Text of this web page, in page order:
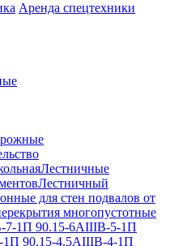
Аренда спецтехники
Лестничные
Лестничный
для стен подвалов от
многопустотные
1П 90.15-6АIIIВ-5-1П
П 90.15-4.5АIIIВ-4-1П